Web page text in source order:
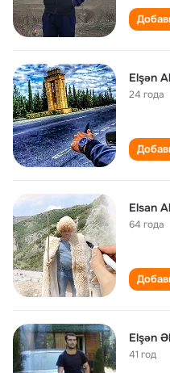
Elşən
24 года
Elsan
64 года
Elşən
41 год